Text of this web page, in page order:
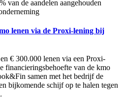
van de aandelen aangehouden
lenen via de Proxi-lening bij
€ 300.000 lenen via een Proxi-
van de kmo
samen met het bedrijf de
bijkomende schijf op te halen tegen